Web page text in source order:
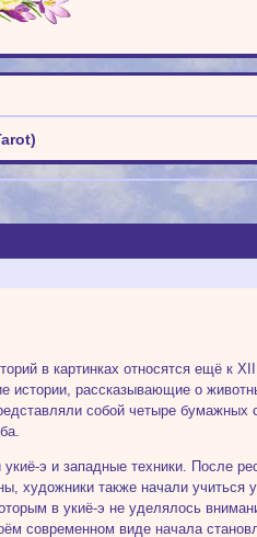
в картинках относятся ещё к
истории, рассказывающие о
собой четыре
э и западные техники. После
художники также начали учиться
в укиё-э не уделялось
современном виде начала